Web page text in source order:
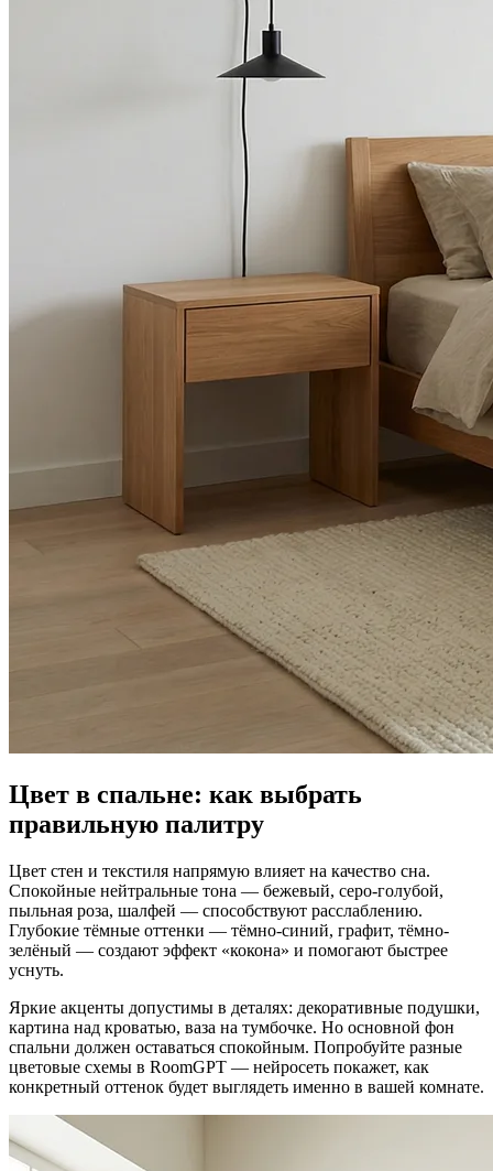
Цвет в спальне: как выбрать
правильную палитру
Цвет стен и текстиля напрямую влияет на качество сна.
Спокойные нейтральные тона — бежевый, серо-голубой,
пыльная роза, шалфей — способствуют расслаблению.
Глубокие тёмные оттенки — тёмно-синий, графит, тёмно-
зелёный — создают эффект «кокона» и помогают быстрее
уснуть.
Яркие акценты допустимы в деталях: декоративные подушки,
картина над кроватью, ваза на тумбочке. Но основной фон
спальни должен оставаться спокойным. Попробуйте разные
цветовые схемы в RoomGPT — нейросеть покажет, как
конкретный оттенок будет выглядеть именно в вашей комнате.